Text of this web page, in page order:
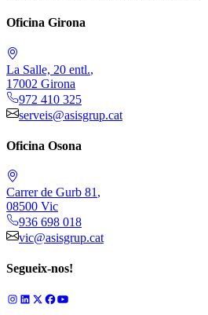
Oficina Girona
La Salle, 20 entl.,
17002 Girona
972 410 325
serveis@asisgrup.cat
Oficina Osona
Carrer de Gurb 81 ,
08500 Vic
936 698 018
vic@asisgrup.cat
Segueix-nos!